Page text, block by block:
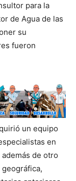
para la
de Agua de las
su
fueron
un equipo
en
de otro